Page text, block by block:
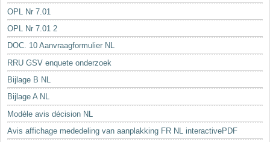
OPL Nr 7.01
OPL Nr 7.01 2
DOC. 10 Aanvraagformulier NL
RRU GSV enquete onderzoek
Bijlage B NL
Bijlage A NL
Modèle avis décision NL
Avis affichage mededeling van aanplakking FR NL interactivePDF